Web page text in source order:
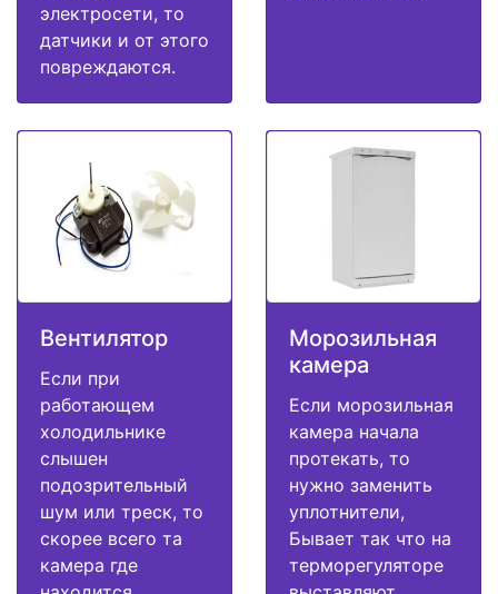
электросети, то
датчики и от этого
повреждаются.
Вентилятор
Если при
работающем
холодильнике
слышен
подозрительный
шум или треск, то
скорее всего та
камера где
Морозильная
камера
Если морозильная
камера начала
протекать, то
нужно заменить
уплотнители,
Бывает так что на
терморегуляторе